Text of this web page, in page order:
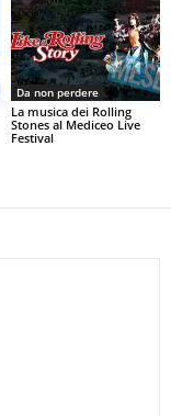
Da non perdere
La musica dei Rolling
Stones al Mediceo Live
Festival